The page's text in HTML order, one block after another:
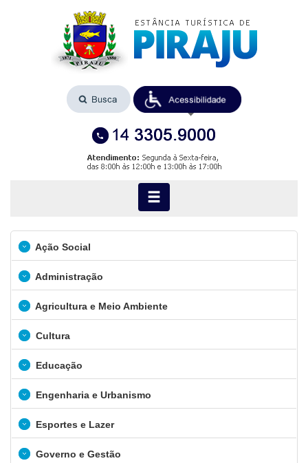
Ação Social
Administração
Agricultura e Meio Ambiente
Cultura
Educação
Engenharia e Urbanismo
Esportes e Lazer
Governo e Gestão